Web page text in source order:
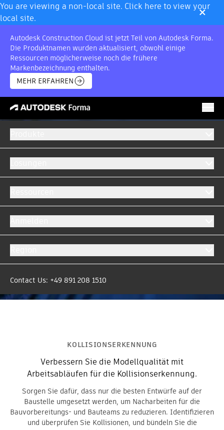
You are viewing a non-local site. Click here to view your
local site.
×
Autodesk Construction Cloud ist jetzt Teil von Autodesk Forma.
Die Produktnamen wurden aktualisiert, obwohl einige
Ressourcen möglicherweise noch die frühere
Markenbezeichnung enthalten.
MEHR ERFAHREN
Contact Us: +49 891 208 1510
KOLLISIONSERKENNUNG
Verbessern Sie die Modellqualität mit
Arbeitsabläufen für die Kollisionserkennung.
Sorgen Sie dafür, dass nur die besten Entwürfe auf der
Baustelle umgesetzt werden, um Nacharbeiten für die
Bauvorbereitungs- und Bauteams zu reduzieren. Identifizieren
und überprüfen Sie Kollisionen, und bündeln Sie die